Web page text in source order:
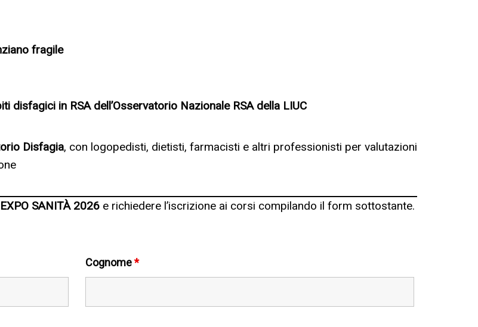
fragile
disfagici in RSA dell’Osservatorio Nazionale RSA della LIUC
Disfagia, con logopedisti, dietisti, farmacisti e altri professionisti per valutazioni
SANITÀ 2026 e richiedere l’iscrizione ai corsi compilando il form sottostante.
Cognome*